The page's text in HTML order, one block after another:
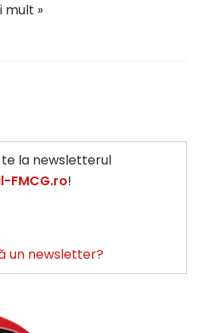
mult »
la newsletterul
FMCG.ro!
un newsletter?